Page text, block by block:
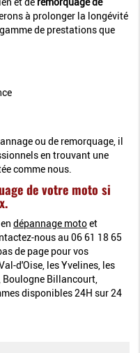
à prolonger la longévité
de prestations que
ou de remorquage, il
en trouvant une
comme nous.
de votre moto si
dépannage motoet
nous au 06 61 18 65
de page pour vos
d'Oise, les Yvelines, les
Boulogne Billancourt,
disponibles 24H sur 24